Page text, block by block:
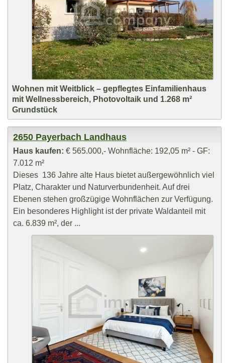
Wohnen mit Weitblick – gepflegtes Einfamilienhaus
mit Wellnessbereich, Photovoltaik und 1.268 m²
Grundstück
2650 Payerbach Landhaus
Haus kaufen: € 565.000,- Wohnfläche: 192,05 m² - GF:
7.012 m²
Dieses 136 Jahre alte Haus bietet außergewöhnlich viel
Platz, Charakter und Naturverbundenheit. Auf drei
Ebenen stehen großzügige Wohnflächen zur Verfügung.
Ein besonderes Highlight ist der private Waldanteil mit
ca. 6.839 m², der ...